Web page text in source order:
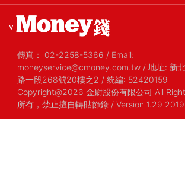
v
傳真： 02-2258-5366 / Email:
moneyservice@cmoney.com.tw / 地址: 新
路一段268號20樓之2 / 統編: 52420159
Copyright@2026 金尉股份有限公司 All
所有，禁止擅自轉貼節錄 / Version 1.29